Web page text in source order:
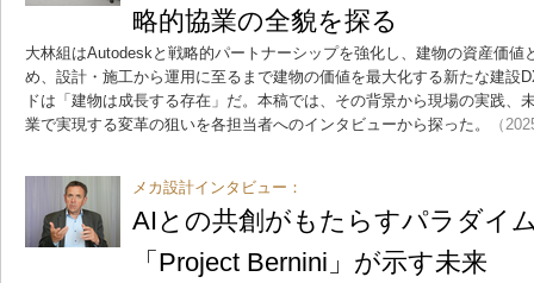
略的協業の全貌を探る
大林組はAutodeskと戦略的パートナーシップを強化し、建物の資産価値
め、設計・施工から運用に至るまで建物の価値を最大化する新たな建設
ドは「建物は成長する存在」だ。本稿では、その背景から現場の実践、
業で実現する変革の狙いを各担当者へのインタビューから探った。
（
メカ設計インタビュー：
AIとの共創がもたらすパラダイ
「Project Bernini」が示す未来